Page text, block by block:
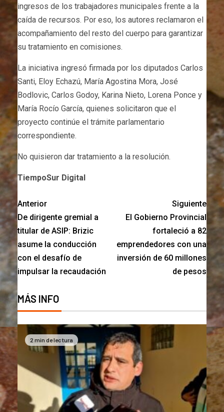
ingresos de los trabajadores municipales frente a la
caída de recursos. Por eso, los autores reclamaron el
acompañamiento del resto del cuerpo para garantizar
su tratamiento en comisiones.
La iniciativa ingresó firmada por los diputados Carlos
Santi, Eloy Echazú, María Agostina Mora, José
Bodlovic, Carlos Godoy, Karina Nieto, Lorena Ponce y
María Rocío García, quienes solicitaron que el
proyecto continúe el trámite parlamentario
correspondiente.
No quisieron dar tratamiento a la resolución.
TiempoSur Digital
Anterior
De dirigente gremial a
titular de ASIP: Brizic
asume la conducción
con el desafío de
impulsar la recaudación
Siguiente
El Gobierno Provincial
fortaleció a 82
emprendedores con una
inversión de 60 millones
de pesos
MÁS INFO
2 min de lectura